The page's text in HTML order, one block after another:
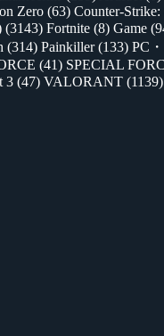
Zero (63) Counter-
(3143) Fortnite (8) Game
(314) Painkiller(133) PC
(41) SPECIAL
3 (47) VALORANT (1139)